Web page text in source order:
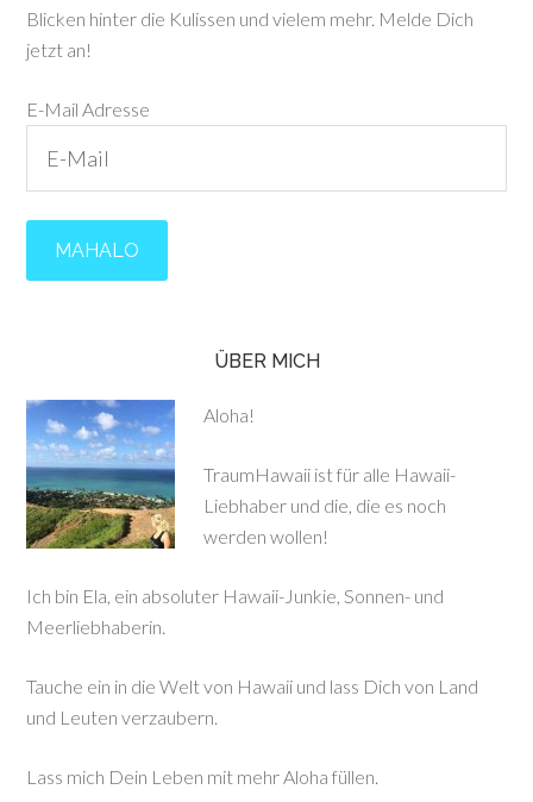
Blicken hinter die Kulissen und vielem mehr. Melde Dich
jetzt an!
E-Mail Adresse
ÜBER MICH
Aloha!
TraumHawaii ist für alle Hawaii-
Liebhaber und die, die es noch
werden wollen!
Ich bin Ela, ein absoluter Hawaii-Junkie, Sonnen- und
Meerliebhaberin.
Tauche ein in die Welt von Hawaii und lass Dich von Land
und Leuten verzaubern.
Lass mich Dein Leben mit mehr Aloha füllen.